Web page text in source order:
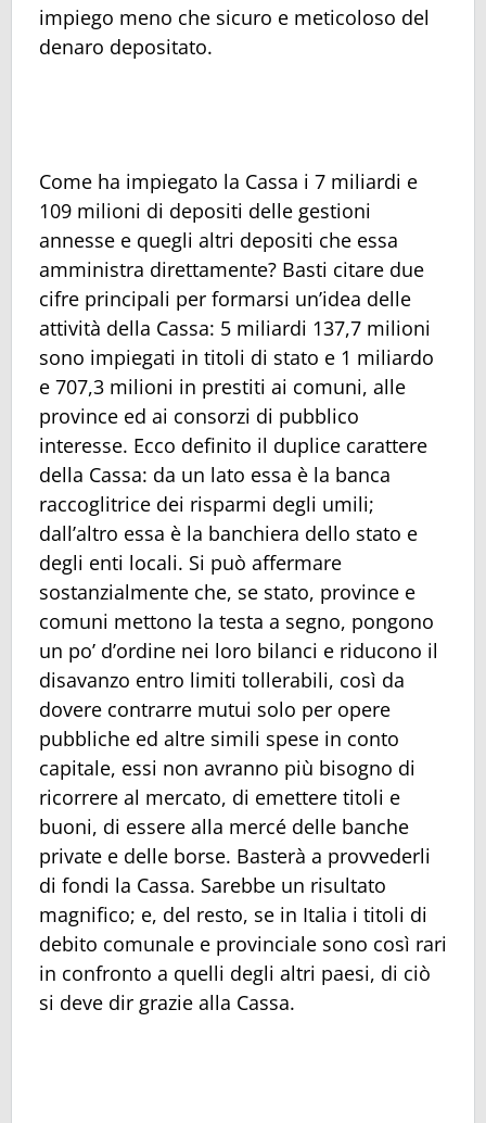
impiego meno che sicuro e meticoloso del
denaro depositato.
Come ha impiegato la Cassa i 7 miliardi e
109 milioni di depositi delle gestioni
annesse e quegli altri depositi che essa
amministra direttamente? Basti citare due
cifre principali per formarsi un’idea delle
attività della Cassa: 5 miliardi 137,7 milioni
sono impiegati in titoli di stato e 1 miliardo
e 707,3 milioni in prestiti ai comuni, alle
province ed ai consorzi di pubblico
interesse. Ecco definito il duplice carattere
della Cassa: da un lato essa è la banca
raccoglitrice dei risparmi degli umili;
dall’altro essa è la banchiera dello stato e
degli enti locali. Si può affermare
sostanzialmente che, se stato, province e
comuni mettono la testa a segno, pongono
un po’ d’ordine nei loro bilanci e riducono il
disavanzo entro limiti tollerabili, così da
dovere contrarre mutui solo per opere
pubbliche ed altre simili spese in conto
capitale, essi non avranno più bisogno di
ricorrere al mercato, di emettere titoli e
buoni, di essere alla mercé delle banche
private e delle borse. Basterà a provvederli
di fondi la Cassa. Sarebbe un risultato
magnifico; e, del resto, se in Italia i titoli di
debito comunale e provinciale sono così rari
in confronto a quelli degli altri paesi, di ciò
si deve dir grazie alla Cassa.